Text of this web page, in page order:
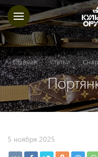
Главная Статьи
5 ноября 2025